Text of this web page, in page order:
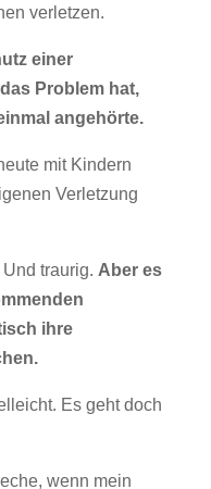
verletzen.
einer
Problem hat,
angehörte.
mit Kindern
Verletzung
traurig. Aber es
ihre
Es geht doch
wenn mein